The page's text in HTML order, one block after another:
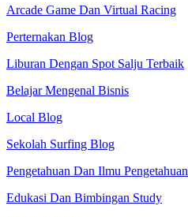
Arcade Game Dan Virtual Racing
Perternakan Blog
Liburan Dengan Spot Salju Terbaik
Belajar Mengenal Bisnis
Local Blog
Sekolah Surfing Blog
Pengetahuan Dan Ilmu Pengetahuan
Edukasi Dan Bimbingan Study